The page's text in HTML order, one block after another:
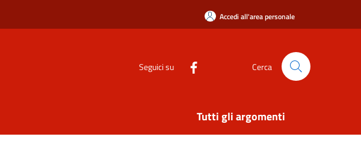
Accedi all'area personale
Seguici su Cerca
Tutti gli argomenti